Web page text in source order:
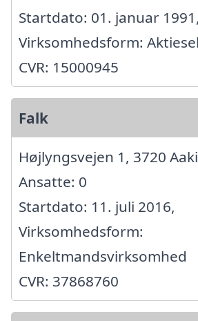
Startdato: 01. januar 1991,
Virksomhedsform:
CVR: 15000945
Falk
Højlyngsvejen 1, 3720
Ansatte: 0
Startdato: 11. juli 2016,
Virksomhedsform:
Enkeltmandsvirksomhed
CVR: 37868760